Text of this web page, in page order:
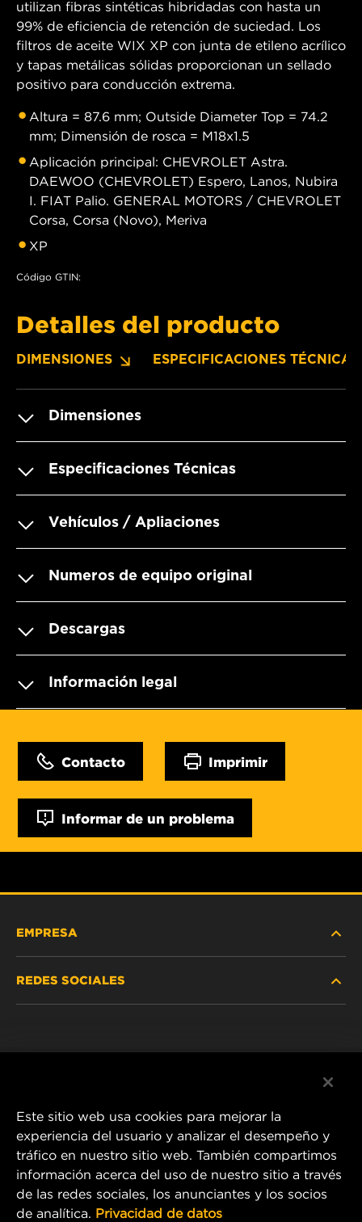
utilizan fibras sintéticas hibridadas con hasta un
99% de eficiencia de retención de suciedad. Los
filtros de aceite WIX XP con junta de etileno acrílico
y tapas metálicas sólidas proporcionan un sellado
positivo para conducción extrema.
Altura = 87.6 mm; Outside Diameter Top = 74.2
mm; Dimensión de rosca = M18x1.5
Aplicación principal: CHEVROLET Astra.
DAEWOO (CHEVROLET) Espero, Lanos, Nubira
I. FIAT Palio. GENERAL MOTORS / CHEVROLET
Corsa, Corsa (Novo), Meriva
XP
Código GTIN:
Detalles del producto
DIMENSIONES ESPECIFICACIONES TÉCNICAS
Dimensiones
Especificaciones Técnicas
Vehículos / Apliaciones
Numeros de equipo original
Descargas
Información legal
Contacto Imprimir
Informar de un problema
EMPRESA
REDES SOCIALES
1 Wix Way
P.O. Box 1967
Gastonia, NC 28054
Este sitio web usa cookies para mejorar la
experiencia del usuario y analizar el desempeño y
tráfico en nuestro sitio web. También compartimos
información acerca del uso de nuestro sitio a través
de las redes sociales, los anunciantes y los socios
de analítica. Privacidad de datos